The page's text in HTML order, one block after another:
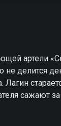
артели
делится
Лагин
сажают